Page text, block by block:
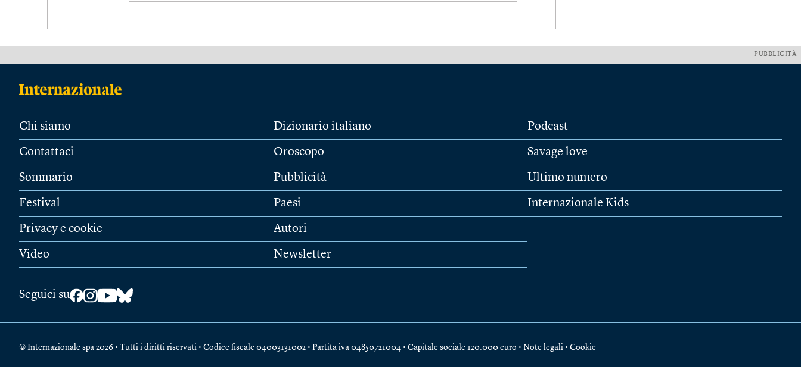
PUBBLICITÀ
Chi siamo
Contattaci
Sommario
Festival
Privacy e cookie
Video
Dizionario italiano
Oroscopo
Pubblicità
Paesi
Autori
Newsletter
Podcast
Savage love
Ultimo numero
Internazionale Kids
Seguici su
© Internazionale spa 2026 • Tutti i diritti riservati • Codice fiscale 04003131002 • Partita iva 04850721004 • Capitale sociale 120.000 euro • Note legali • Cookie